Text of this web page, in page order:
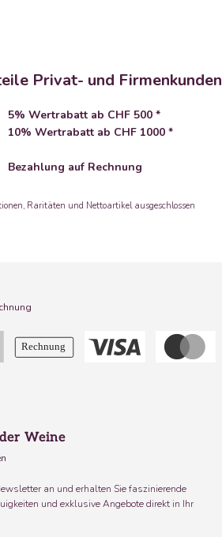
Privat- und Firmenkunden
5% Wertrabatt ab CHF 500 *
10% Wertrabatt ab CHF 1000 *
Bezahlung auf Rechnung
Raritäten und Nettoartikel ausgeschlossen
Weine
an und erhalten Sie faszinierende
und exklusive Angebote direkt in Ihr